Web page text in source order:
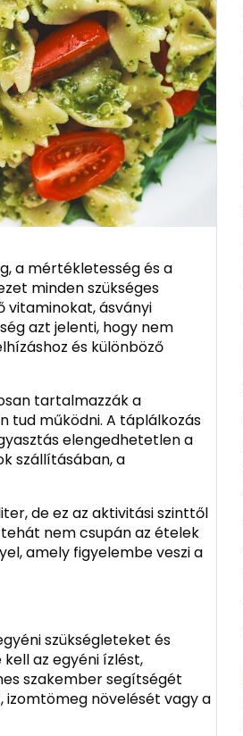
a mértékletesség és a
minden szükséges
vitaminokat, ásványi
azt jelenti, hogy nem
és különböző
tartalmazzák a
tud működni. A táplálkozás
elengedhetetlen a
szállításában, a
de ez az aktivitási szinttől
nem csupán az ételek
amely figyelembe veszi a
szükségleteket és
az egyéni ízlést,
szakember segítségét
izomtömeg növelését vagy a